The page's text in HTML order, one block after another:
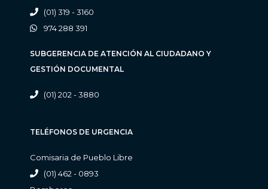
(01) 319 - 3160
974 288 391
SUBGERENCIA DE ATENCIÓN AL CIUDADANO Y
GESTIÓN DOCUMENTAL
(01) 202 - 3880
TELÉFONOS DE URGENCIA
Comisaria de Pueblo Libre
(01) 462 - 0893